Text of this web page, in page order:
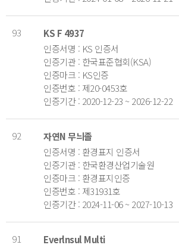
93
KS F 4937
인증서명 : KS 인증서
인증기관 : 한국표준협회(KSA)
인증마크 : KS인증
인증번호 : 제20-0453호
인증기간 : 2020-12-23 ~ 2026-12-22
92
자연N 무늬졸
인증서명 : 환경표지 인증서
인증기관 : 한국환경산업기술원
인증마크 : 환경표지인증
인증번호 : 제31931호
인증기간 : 2024-11-06 ~ 2027-10-13
91
Everlnsul Multi